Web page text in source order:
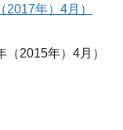
年）4月）
2015年）4月）